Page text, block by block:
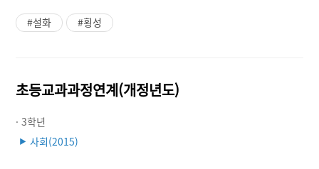
#설화 #횡성
초등교과과정연계(개정년도)
· 3학년
▶ 사회(2015)